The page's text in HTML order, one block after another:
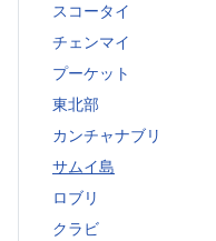
スコータイ
チェンマイ
プーケット
東北部
カンチャナブリ
サムイ島
ロブリ
クラビ